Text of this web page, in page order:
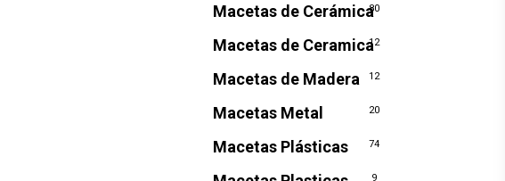
Macetas de Cerámica80
Macetas de Ceramica12
Macetas de Madera 12
Macetas Metal 20
Macetas Plásticas 74
9